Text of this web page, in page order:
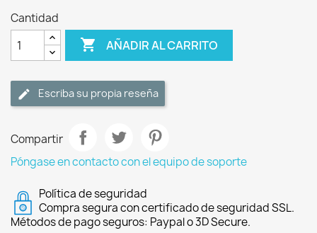
Cantidad
 AÑADIR AL CARRITO
Escriba su propia reseña
Compartir
Póngase en contacto con el equipo de soporte
Política de seguridad
Compra segura con certificado de seguridad SSL.
Métodos de pago seguros: Paypal o 3D Secure.